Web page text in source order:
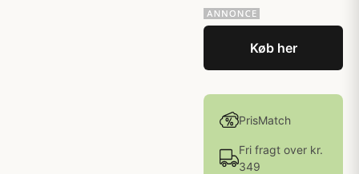
Køb her
PrisMatch
Fri fragt over kr.
349